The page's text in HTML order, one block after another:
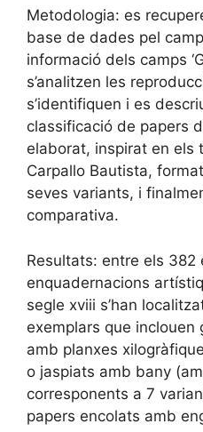
Metodologia: es
base de dades pel camp
informació dels camps
s’analitzen les
s’identifiquen i es
classificació de papers
elaborat, inspirat en els
Carpallo Bautista,
seves variants, i
comparativa.
Resultats: entre els 382
enquadernacions
segle xviii s’han
exemplars que inclouen
amb planxes
o jaspiats amb bany
corresponents a 7
papers encolats amb